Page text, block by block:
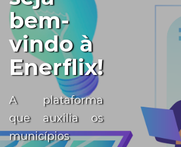
bem-
vindo à
Enerflix!
A plataforma
que auxilia os
municípios